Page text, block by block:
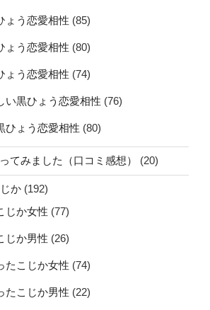
ょう恋愛相性 (85)
ょう恋愛相性 (80)
ょう恋愛相性 (74)
い黒ひょう恋愛相性 (76)
ひょう恋愛相性 (80)
てみました（口コミ感想） (20)
か (192)
じか女性 (77)
じか男性 (26)
たこじか女性 (74)
たこじか男性 (22)